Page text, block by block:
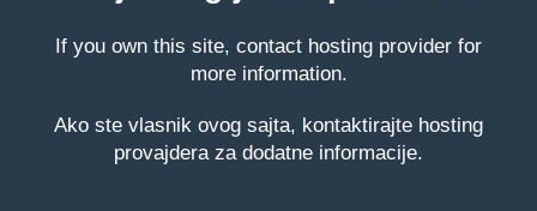
If you own this site, contact hosting provider for
more information.
Ako ste vlasnik ovog sajta, kontaktirajte hosting
provajdera za dodatne informacije.